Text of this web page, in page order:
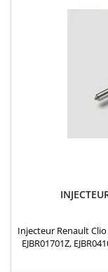
Injecteur Renault Clio
EJBR01701Z,